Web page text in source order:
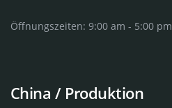
Öffnungszeiten: 9:00 am - 5:00 pm
China / Produktion